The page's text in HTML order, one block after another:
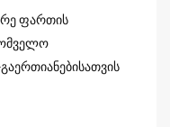
ფართის